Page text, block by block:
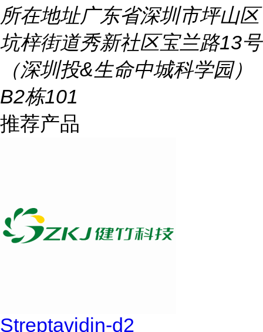
所在地址广东省深圳市坪山区
坑梓街道秀新社区宝兰路13号
（深圳投&生命中城科学园）
B2栋101
推荐产品
Streptavidin-d2